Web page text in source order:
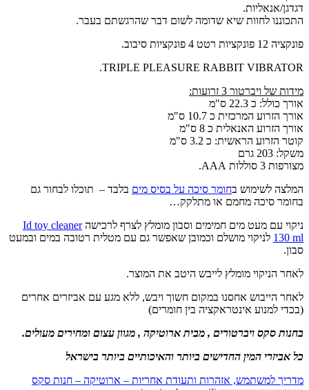
דגדגן/אנאליות.
התכוננו לחוות שיא שדומה לשום דבר שהרגשתם בעבר.
פונקציה 12 פונקציות רטט 4 פונקציות סיבוב.
TRIPLE PLEASURE RABBIT VIBRATOR.
מידות של ויברטור 3 זרועות:
אורך כולל: כ 22.3 ס"מ
אורך הזרוע המרכזית כ 10.7 ס"מ
אורך הזרוע האנאלית כ 8 ס"מ
קוטר הזרוע הראשית: כ 3.2 ס"מ
משקל: 203 גרם
מצורפות 3 סוללות AAA.
המלצה לשימוש בחומר סיכה על בסיס מים בלבד – תוכלו לבחור גם
בחומר סיכה מחמם או מתלקק…
ניקוי עם מעט מים חמימים וסבון מומלץ לצרף לרכישהId toy cleaner
130 ml לניקוי מושלם וכמובן שאפשר גם עם מטלית רטובה במים ובמעט
סבון.
לאחר הניקוי מומלץ לייבש היטב את המוצר.
לאחר הייבוש אחסנו במקום חשוך ויבש, ללא מגע עם אביזרים אחרים
(בכדי למנוע אינטראקציה בין חומרים)
בחנות סקס ויברטורים , מבית ארוטיקה , מגוון עצום ומחירים מעולים.
כל אביזרי המין החדישים ביותר והאיכותיים ביותר בישראל
מדריך למשתמש, אזהרות ותעודת אחריות – ארוטיקה – חנות סקס